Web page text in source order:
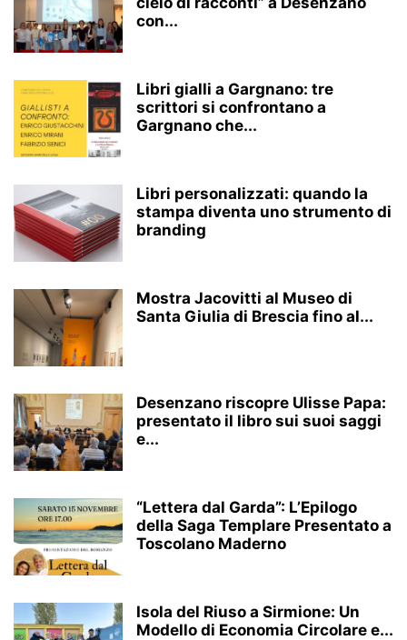
con...
Libri gialli a Gargnano: tre
scrittori si confrontano a
Gargnano che...
Libri personalizzati: quando la
stampa diventa uno strumento di
branding
Mostra Jacovitti al Museo di
Santa Giulia di Brescia fino al...
Desenzano riscopre Ulisse Papa:
presentato il libro sui suoi saggi
e...
“Lettera dal Garda”: L’Epilogo
della Saga Templare Presentato a
Toscolano Maderno
Isola del Riuso a Sirmione: Un
Modello di Economia Circolare e...